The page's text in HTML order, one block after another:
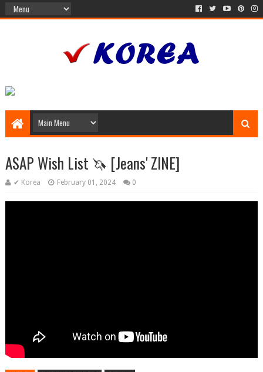
ASAP Wish List 🦄 [Jeans' ZINE]
✔ Korea February 01, 2024 0